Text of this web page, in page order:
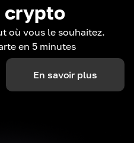
crypto
où vous le souhaitez.
en 5 minutes
En savoir plus